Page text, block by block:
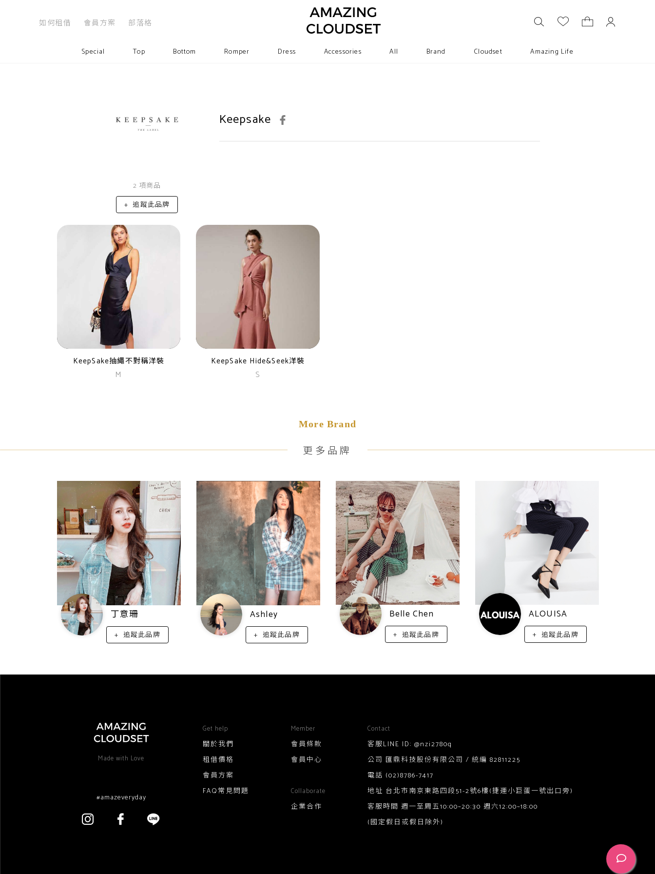
如何租借 會員方案 部落格
Special Top Bottom Romper Dress Accessories All Brand Cloudset Amazing Life
2 項商品
追蹤此品牌
Keepsake
KeepSake抽繩不對稱洋裝
M
KeepSake Hide&Seek洋裝
S
More Brand
更多品牌
丁意珊
追蹤此品牌
Ashley
追蹤此品牌
Belle Chen
追蹤此品牌
ALOUISA
追蹤此品牌
Made with Love
#amazeveryday
Get help
關於我們
租借價格
會員方案
FAQ常見問題
Member
會員條款
會員中心
Collaborate
企業合作
Contact
客服LINE ID: @nzi2780q
公司 匯鼎科技股份有限公司 / 統編 82811225
電話 (02)8786-7417
地址 台北市南京東路四段51-2號6樓(捷運小巨蛋一號出口旁)
客服時間 週一至周五10:00~20:30 週六12:00~18:00
(國定假日或假日除外)